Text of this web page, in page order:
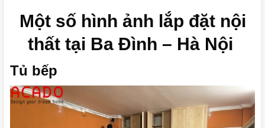
Một số hình ảnh lắp đặt nội
thất tại Ba Đình – Hà Nội
Tủ bếp